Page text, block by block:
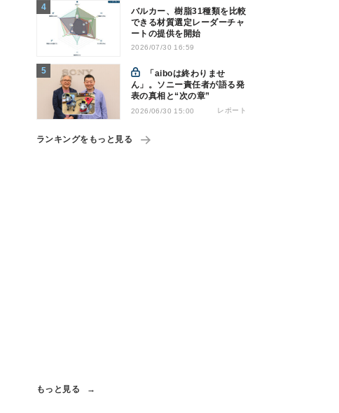
バルカー、樹脂31種類を比較
できる材質選定レーダーチャ
ートの提供を開始
2026/07/30 16:59
ん」。ソニー責任者が語る発
表の真相と“次の章”
2026/06/30 15:00 レポート
ランキングをもっと見る
もっと見る